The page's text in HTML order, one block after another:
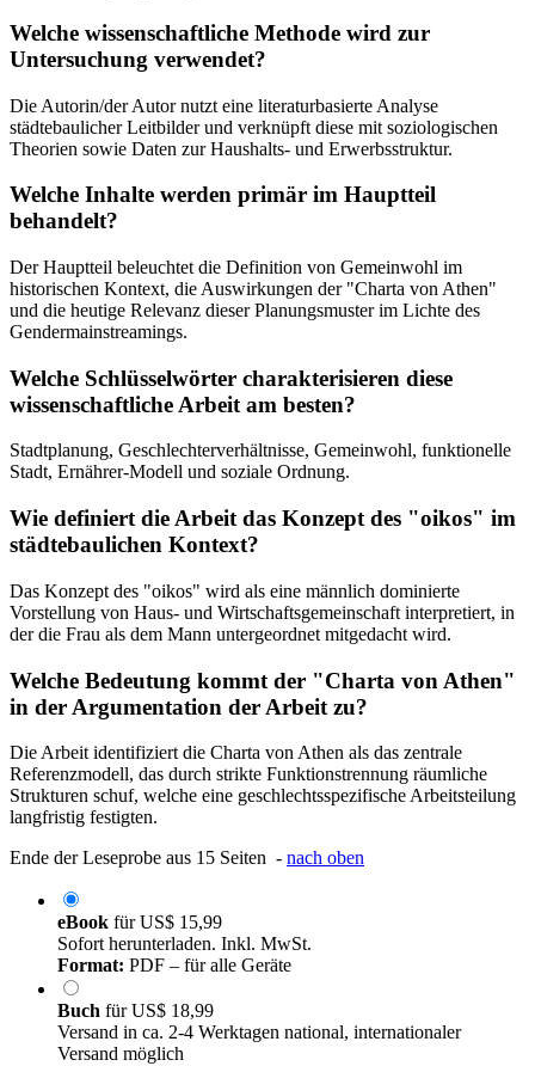
Welche wissenschaftliche Methode wird zur
Untersuchung verwendet?
Die Autorin/der Autor nutzt eine literaturbasierte Analyse
städtebaulicher Leitbilder und verknüpft diese mit soziologischen
Theorien sowie Daten zur Haushalts- und Erwerbsstruktur.
Welche Inhalte werden primär im Hauptteil
behandelt?
Der Hauptteil beleuchtet die Definition von Gemeinwohl im
historischen Kontext, die Auswirkungen der "Charta von Athen"
und die heutige Relevanz dieser Planungsmuster im Lichte des
Gendermainstreamings.
Welche Schlüsselwörter charakterisieren diese
wissenschaftliche Arbeit am besten?
Stadtplanung, Geschlechterverhältnisse, Gemeinwohl, funktionelle
Stadt, Ernährer-Modell und soziale Ordnung.
Wie definiert die Arbeit das Konzept des "oikos" im
städtebaulichen Kontext?
Das Konzept des "oikos" wird als eine männlich dominierte
Vorstellung von Haus- und Wirtschaftsgemeinschaft interpretiert, in
der die Frau als dem Mann untergeordnet mitgedacht wird.
Welche Bedeutung kommt der "Charta von Athen"
in der Argumentation der Arbeit zu?
Die Arbeit identifiziert die Charta von Athen als das zentrale
Referenzmodell, das durch strikte Funktionstrennung räumliche
Strukturen schuf, welche eine geschlechtsspezifische Arbeitsteilung
langfristig festigten.
Ende der Leseprobe aus 15 Seiten - nach oben
eBook fürUS$ 15,99
Sofort herunterladen. Inkl. MwSt.
Format: PDF – für alle Geräte
Buch fürUS$ 18,99
Versand in ca. 2-4 Werktagen national, internationaler
Versand möglich